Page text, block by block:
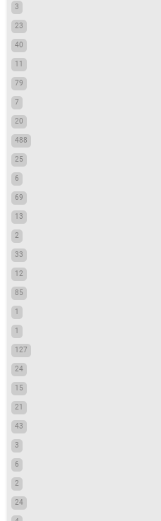
3
23
40
11
79
7
20
488
25
6
69
13
2
33
12
85
1
1
127
24
15
21
43
3
6
2
24